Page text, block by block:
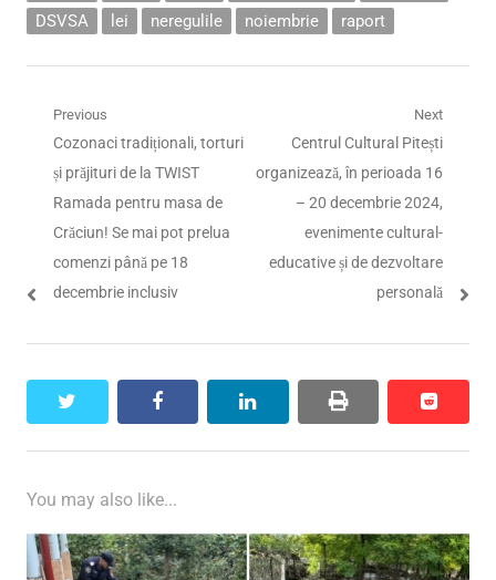
DSVSA
lei neregulile noiembrie raport
Navigare
articole
Previous
Previous
post:
Cozonaci tradiționali, torturi
și prăjituri de la TWIST
Ramada pentru masa de
Crăciun! Se mai pot prelua
comenzi până pe 18
decembrie inclusiv
Next
Next
post:
Centrul Cultural Pitești
organizează, în perioada 16
– 20 decembrie 2024,
evenimente cultural-
educative și de dezvoltare
personală
facebook linkedin print reddit
reddit
You may also like...